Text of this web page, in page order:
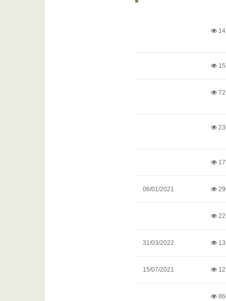
06/01/2021
22
31/03/2022
15/07/2021